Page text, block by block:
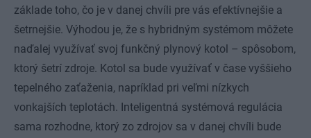
základe toho, čo je v danej chvíli pre vás efektívnejšie a
šetrnejšie. Výhodou je, že s hybridným systémom môžete
naďalej využívať svoj funkčný plynový kotol – spôsobom,
ktorý šetrí zdroje. Kotol sa bude využívať v čase vyššieho
tepelného zaťaženia, napríklad pri veľmi nízkych
vonkajších teplotách. Inteligentná systémová regulácia
sama rozhodne, ktorý zo zdrojov sa v danej chvíli bude